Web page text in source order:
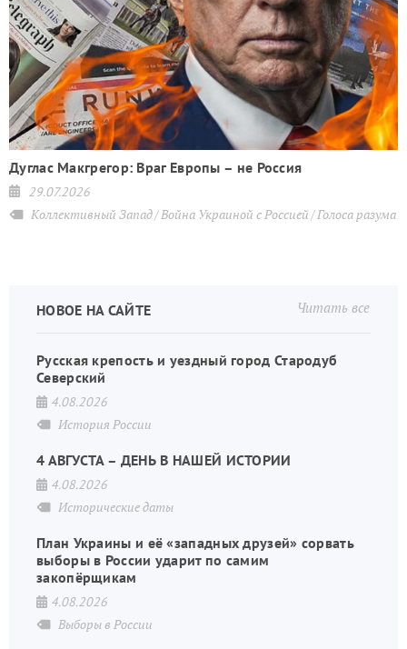
Дуглас Макгрегор: Враг Европы – не Россия
29.07.2026
Коллективный Запад Война Украиной с Россией Голоса разума
Читать все
НОВОЕ НА САЙТЕ
Русская крепость и уездный город Стародуб
Северский
4.08.2026
История России
4 АВГУСТА – ДЕНЬ В НАШЕЙ ИСТОРИИ
4.08.2026
Исторические даты
План Украины и её «западных друзей» сорвать
выборы в России ударит по самим
закопёрщикам
4.08.2026
Выборы в России